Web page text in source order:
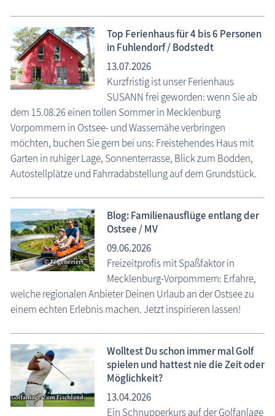
Top Ferienhaus für 4 bis 6 Personen
in Fuhlendorf / Bodstedt
13.07.2026
Kurzfristig ist unser Ferienhaus
SUSANN frei geworden: wenn Sie ab
dem 15.08.26 einen tollen Sommer in Mecklenburg
Vorpommern in Ostsee- und Wassernähe verbringen
möchten, buchen Sie gern bei uns: Freistehendes Haus mit
Garten in ruhiger Lage, Sonnenterrasse, Blick zum Bodden,
Autostellplätze und Fahrradabstellung auf dem Grundstück.
Blog: Familienausflüge entlang der
Ostsee / MV
09.06.2026
Freizeitprofis mit Spaßfaktor in
Mecklenburg-Vorpommern: Erfahre,
welche regionalen Anbieter Deinen Urlaub an der Ostsee zu
einem echten Erlebnis machen. Jetzt inspirieren lassen!
Wolltest Du schon immer mal Golf
spielen und hattest nie die Zeit oder
Möglichkeit?
13.04.2026
Ein Schnupperkurs auf der Golfanlage